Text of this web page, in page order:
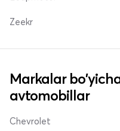
Zeekr
Markalar
avtomobillar
Chevrolet